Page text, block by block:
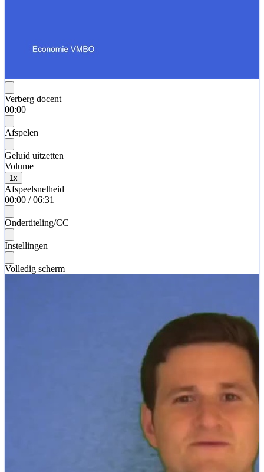
Verberg docent
00:00
Afspelen
Geluid uitzetten
Volume
1 x
Afspeelsnelheid
00:00 / 06:31
Ondertiteling/CC
Instellingen
Volledig scherm